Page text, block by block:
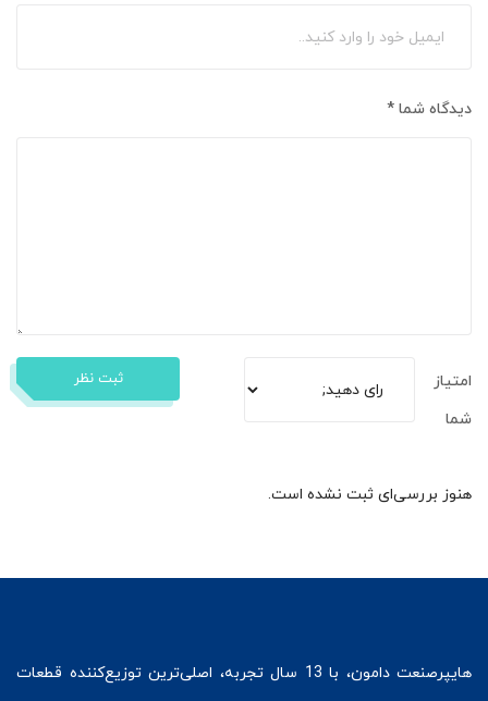
دیدگاه شما *
امتیاز
شما
ثبت نظر
هنوز بررسی‌ای ثبت نشده است.
هایپرصنعت
دامون، با 13 سال تجربه، اصلی‌ترین توزیع‌کننده قطعات